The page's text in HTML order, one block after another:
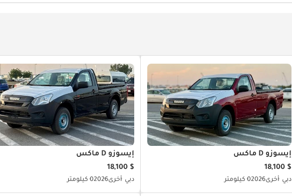
إيسوزو D ماكس
$ 18,100
دبي أخرى20260 كيلومتر
إيسوزو D ماكس
$ 18,100
دبي أخرى20260 كيلومتر